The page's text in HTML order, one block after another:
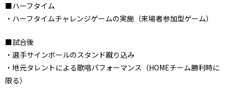
■ハーフタイム
・ハーフタイムチャレンジゲームの実施（来場者参加型ゲーム）
■試合後
・選手サインボールのスタンド蹴り込み
・地元タレントによる歌唱パフォーマンス（HOMEチーム勝利時に
限る）